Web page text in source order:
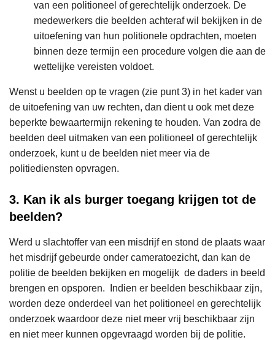
van een politioneel of gerechtelijk onderzoek. De
medewerkers die beelden achteraf wil bekijken in de
uitoefening van hun politionele opdrachten, moeten
binnen deze termijn een procedure volgen die aan de
wettelijke vereisten voldoet.
Wenst u beelden op te vragen (zie punt 3) in het kader van
de uitoefening van uw rechten, dan dient u ook met deze
beperkte bewaartermijn rekening te houden. Van zodra de
beelden deel uitmaken van een politioneel of gerechtelijk
onderzoek, kunt u de beelden niet meer via de
politiediensten opvragen.
3. Kan ik als burger toegang krijgen tot de
beelden?
Werd u slachtoffer van een misdrijf en stond de plaats waar
het misdrijf gebeurde onder cameratoezicht, dan kan de
politie de beelden bekijken en mogelijk de daders in beeld
brengen en opsporen. Indien er beelden beschikbaar zijn,
worden deze onderdeel van het politioneel en gerechtelijk
onderzoek waardoor deze niet meer vrij beschikbaar zijn
en niet meer kunnen opgevraagd worden bij de politie.